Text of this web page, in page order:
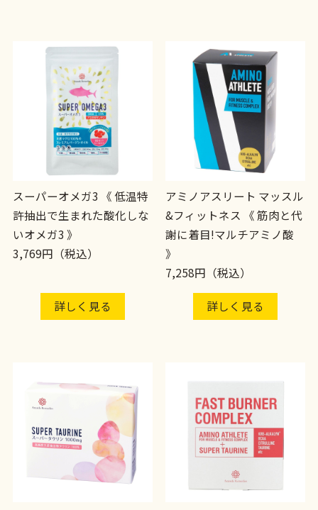
スーパーオメガ3 《 低温特
許抽出で生まれた酸化しな
いオメガ3 》
3,769円（税込）
詳しく見る
アミノアスリート マッスル
&フィットネス 《 筋肉と代
謝に着目!マルチアミノ酸
》
7,258円（税込）
詳しく見る